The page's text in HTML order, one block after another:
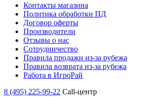
Контакты магазина
Политика обработки ПД
Договор оферты
Производители
Отзывы о нас
Сотрудничество
Правила продажи из-за рубежа
Правила возврата из-за рубежа
Работа в ИгроРай
8 (495) 225-99-22 Call-центр